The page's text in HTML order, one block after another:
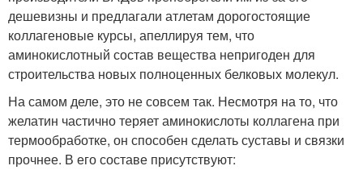
дешевизны и предлагали атлетам дорогостоящие
коллагеновые курсы, апеллируя тем, что
аминокислотный состав вещества непригоден для
строительства новых полноценных белковых молекул.
На самом деле, это не совсем так. Несмотря на то, что
желатин частично теряет аминокислоты коллагена при
термообработке, он способен сделать суставы и связки
прочнее. В его составе присутствуют: